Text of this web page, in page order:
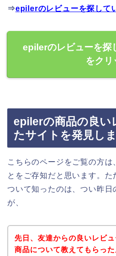
⇒epilerのレビューを探して
epilerのレビューを探
をクリ
epilerの商品の良い
たサイトを発見し
こちらのページをご覧の方
とをご存知だと思います。
ついて知ったのは、つい昨日
が、
先日、友達からの良いレビ
商品について教えてもらっ